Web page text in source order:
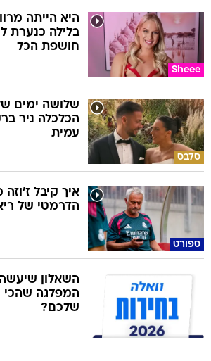
Sheee
בלילה כנערת
חושפת הכל
סלבס
שלושה ימים
הכלכלה ניר
עמית
ספורט
איך קיבל ז'וזה
הדרמטי של
השאלון
המפלגה
שלכם?